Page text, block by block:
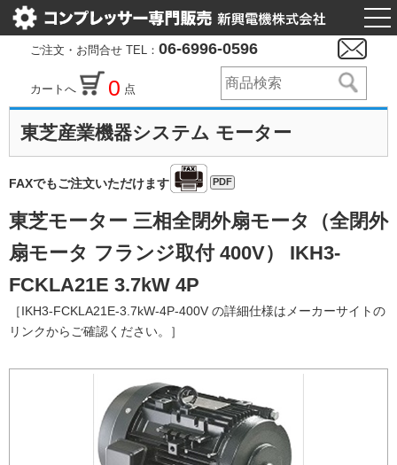
ご注文・お問合せ TEL： 06-6996-0596
カートへ 0 点
東芝産業機器システム モーター
FAXでもご注文いただけます PDF
東芝モーター 三相全閉外扇モータ（全閉外
扇モータ フランジ取付 400V） IKH3-
FCKLA21E 3.7kW 4P
［IKH3-FCKLA21E-3.7kW-4P-400V の詳細仕様はメーカーサイトの
リンクからご確認ください。］